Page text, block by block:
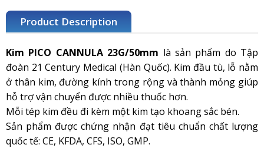
Product Description
Kim PICO CANNULA 23G/50mm là sản phẩm do Tập
đoàn 21 Century Medical (Hàn Quốc). Kim đầu tù, lỗ nằm
ở thân kim, đường kính trong rộng và thành mỏng giúp
hỗ trợ vận chuyển được nhiều thuốc hơn.
Mỗi tép kim đều đi kèm một kim tạo khoang sắc bén.
Sản phẩm được chứng nhận đạt tiêu chuẩn chất lượng
quốc tế: CE, KFDA, CFS, ISO, GMP.